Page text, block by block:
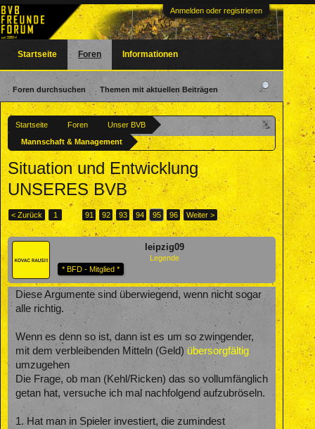
Anmelden oder registrieren
Startseite Foren
Unser BVB
Mannschaft & Management
Situation und Entwicklung
UNSERES BVB
< Zurück 1 ← 91 92 93 94 95 96 Weiter >
leipzig09
Legende
* BFD - Mitglied *
Diese Argumente sind überwiegend, wenn nicht sogar
alle richtig.
Wenn es denn so ist, dann ist es um so zwingender,
mit dem verbleibenden Mitteln (Geld) übersorgfältig
umzugehen
Die Frage, ob man (Kehl/Ricken) das so vollumfänglich
getan hat, versuche ich mal nachfolgend aufzubröseln.
1. Hat man in Spieler investiert, die zumindest
Startseite Foren
Foren durchsuchen Themen mit aktuellen Beiträgen
Informationen